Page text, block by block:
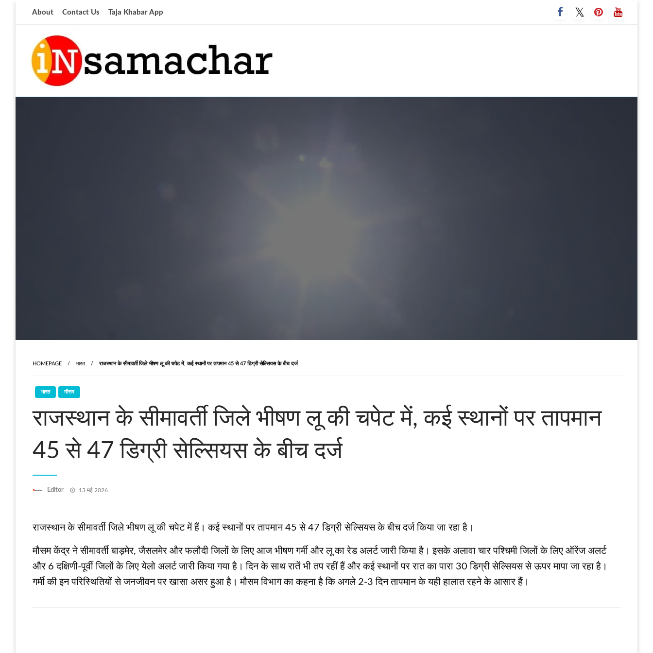
About Contact Us Taja Khabar App
आज की ताजा खबर
HOMEPAGE भारत राजस्थान के सीमावर्ती जिले भीषण लू की चपेट में, कई स्थानों पर तापमान 45 से 47 डिग्री सेल्सियस के बीच दर्ज
भारत मौसम
राजस्थान के सीमावर्ती जिले भीषण लू की चपेट में, कई स्थानों पर तापमान
45 से 47 डिग्री सेल्सियस के बीच दर्ज
Editor
Posted
13 मई 2026
राजस्थान के सीमावर्ती जिले भीषण लू की चपेट में हैं। कई स्थानों पर तापमान 45 से 47 डिग्री सेल्सियस के बीच दर्ज किया जा रहा है।
मौसम केंद्र ने सीमावर्ती बाड़मेर, जैसलमेर और फलौदी जिलों के लिए आज भीषण गर्मी और लू का रेड अलर्ट जारी किया है। इसके अलावा चार पश्चिमी जिलों के लिए ऑरेंज अलर्ट
और 6 दक्षिणी-पूर्वी जिलों के लिए येलो अलर्ट जारी किया गया है। दिन के साथ रातें भी तप रहीं हैं और कई स्थानों पर रात का पारा 30 डिग्री सेल्सियस से ऊपर मापा जा रहा है।
गर्मी की इन परिस्थितियों से जनजीवन पर खासा असर हुआ है। मौसम विभाग का कहना है कि अगले 2-3 दिन तापमान के यही हालात रहने के आसार हैं।